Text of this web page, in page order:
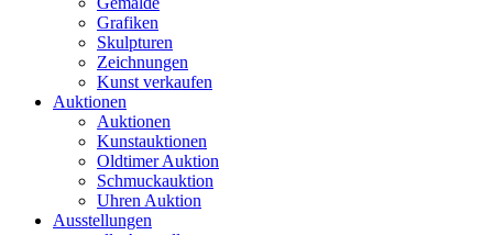
Grafiken
Skulpturen
Zeichnungen
Kunst verkaufen
Auktionen
Auktionen
Kunstauktionen
Oldtimer Auktion
Schmuckauktion
Uhren Auktion
Ausstellungen